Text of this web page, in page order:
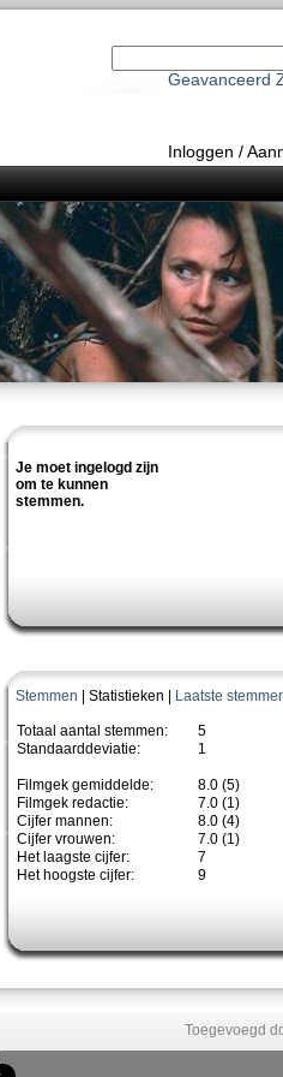
Geavanceerd
Inloggen /
Je moet ingelogd zijn
om te kunnen
stemmen.
Stemmen | Statistieken | Laatste
Totaal aantal stemmen:
5
Standaarddeviatie:
1
Filmgek gemiddelde:
8.0 (5)
Filmgek redactie:
7.0 (1)
Cijfer mannen:
8.0 (4)
Cijfer vrouwen:
7.0 (1)
Het laagste cijfer:
7
Het hoogste cijfer:
9
Toegevoegd